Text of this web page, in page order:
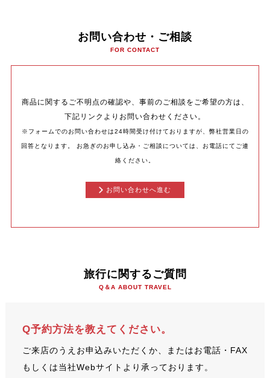
お問い合わせ・ご相談
FOR CONTACT
商品に関するご不明点の確認や、事前のご相談をご希望の方は、
下記リンクよりお問い合わせください。
※フォームでのお問い合わせは24時間受け付けておりますが、弊社営業日の
回答となります。 お急ぎのお申し込み・ご相談については、お電話にてご連
絡ください。
お問い合わせへ進む
旅行に関するご質問
Q＆A ABOUT TRAVEL
Q予約方法を教えてください。
ご来店のうえお申込みいただくか、またはお電話・FAX
もしくは当社Webサイトより承っております。